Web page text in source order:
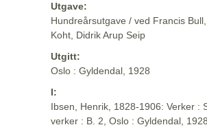
Utgave:
Hundreårsutgave / ved Francis
Koht, Didrik Arup Seip
Utgitt:
Oslo : Gyldendal, 1928
I:
Ibsen, Henrik, 1828-1906: Verker :
verker : B. 2, Oslo : Gyldendal,